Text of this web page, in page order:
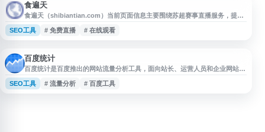
食遍天
食遍天（shibiantian.com）当前页面信息主要围绕苏超赛事直播服务，提供
苏超直播、苏超在线观看及免费在线直播等相关内容，面向关注苏超比赛的球
迷用户。网站介绍称可提供直播信号源，无需安装插件即可观看比赛，适合用
SEO工具 # 免费直播 # 在线观看
百度统计
百度统计是百度推出的网站流量分析工具，面向站长、运营人员和企业网站提
供访问数据监测与分析服务。通过部署统计代码，用户可查看网站访问量、访
客来源、页面浏览、地域分布、设备类型、转化路径等数据，帮助了解用户行
SEO工具 # 流量分析 # 百度工具